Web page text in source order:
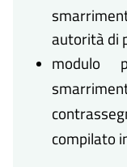
autorità di
modulo
compilato